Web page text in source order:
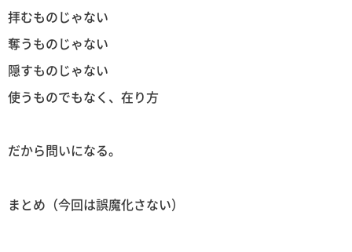
拝むものじゃない
奪うものじゃない
隠すものじゃない
使うものでもなく、在り方
だから問いになる。
まとめ（今回は誤魔化さない）